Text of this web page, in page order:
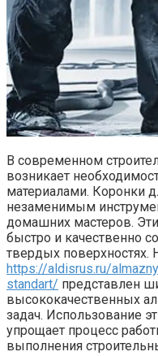
В современном
возникает
материалами. Коронки
незаменимым
домашних мастеров.
быстро и качественно
твердых поверхностях.
https://aldisrus.ru/
standart/ представлен
высококачественных
задач. Использование
упрощает процесс
выполнения